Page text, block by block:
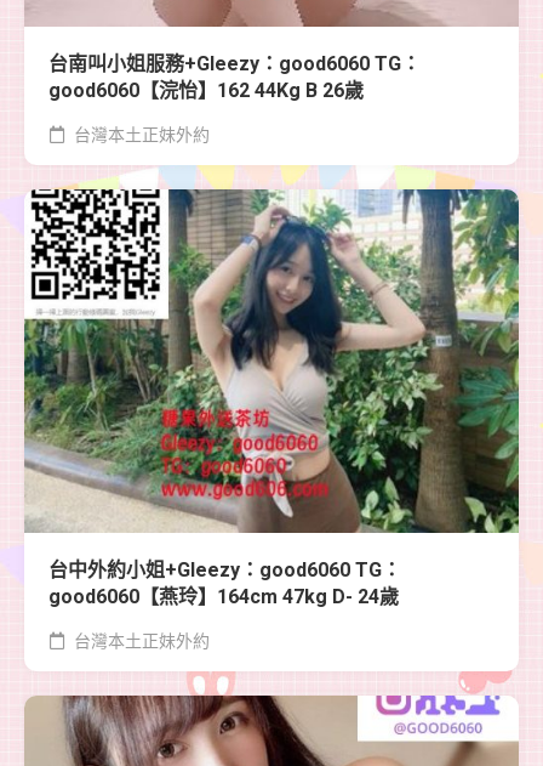
台南叫小姐服務+Gleezy：good6060 TG：
good6060【浣怡】162 44Kg B 26歲
台灣本土正妹外約
台中外約小姐+Gleezy：good6060 TG：
good6060【燕玲】164cm 47kg D- 24歲
台灣本土正妹外約